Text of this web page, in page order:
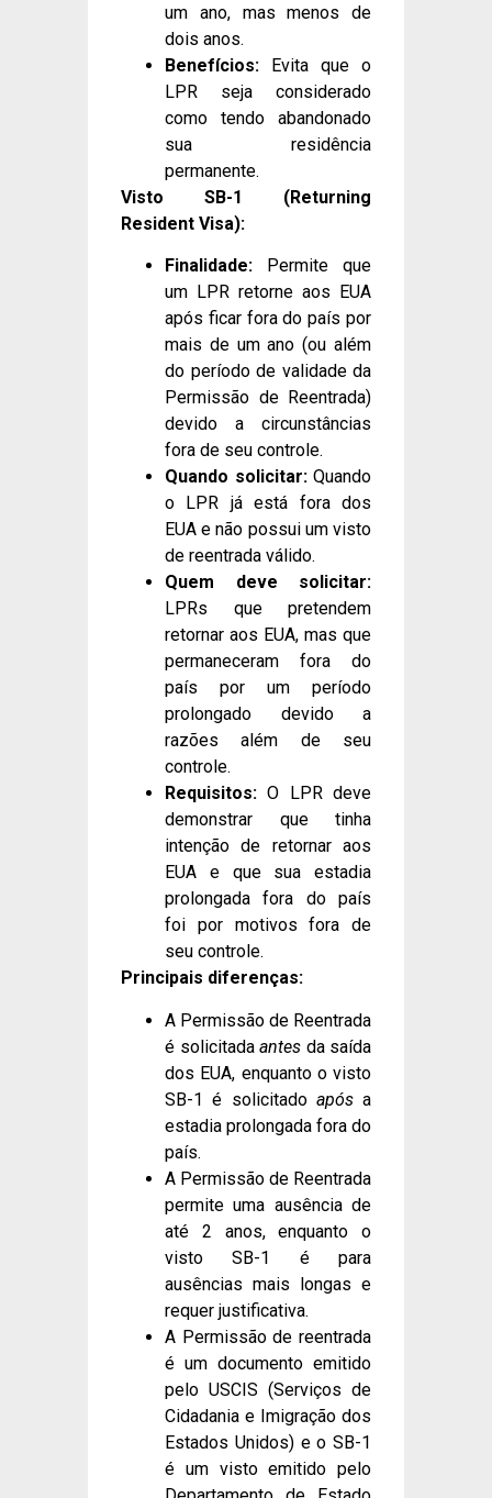
um ano, mas menos de
dois anos.
Benefícios: Evita que o
LPR seja considerado
como tendo abandonado
sua residência
permanente.
Visto SB-1 (Returning
Resident Visa):
Finalidade: Permite que
um LPR retorne aos EUA
após ficar fora do país por
mais de um ano (ou além
do período de validade da
Permissão de Reentrada)
devido a circunstâncias
fora de seu controle.
Quando solicitar:Quando
o LPR já está fora dos
EUA e não possui um visto
de reentrada válido.
Quem deve solicitar:
LPRs que pretendem
retornar aos EUA, mas que
permaneceram fora do
país por um período
prolongado devido a
razões além de seu
controle.
Requisitos: O LPR deve
demonstrar que tinha
intenção de retornar aos
EUA e que sua estadia
prolongada fora do país
foi por motivos fora de
seu controle.
Principais diferenças:
A Permissão de Reentrada
é solicitada antes da saída
dos EUA, enquanto o visto
SB-1 é solicitado apósa
estadia prolongada fora do
país.
A Permissão de Reentrada
permite uma ausência de
até 2 anos, enquanto o
visto SB-1 é para
ausências mais longas e
requer justificativa.
A Permissão de reentrada
é um documento emitido
pelo USCIS (Serviços de
Cidadania e Imigração dos
Estados Unidos) e o SB-1
é um visto emitido pelo